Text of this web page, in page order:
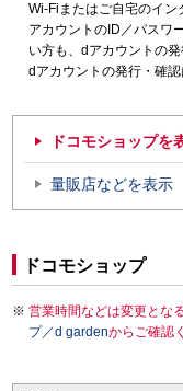
Wi-Fiまたはご自宅のイン
アカウントのID／パスワ
い方も、dアカウントの発
dアカウントの発行・確認
ドコモショップを
量販店などを表示
ドコモショップ
営業時間などは変更とな
プ／d gardenからご確認